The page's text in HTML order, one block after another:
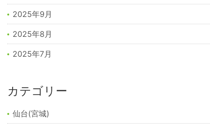
2025年9月
2025年8月
2025年7月
カテゴリー
仙台(宮城)